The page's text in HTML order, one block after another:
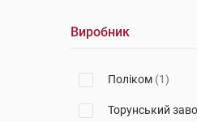
Виробник
Поліком (1)
Торунський